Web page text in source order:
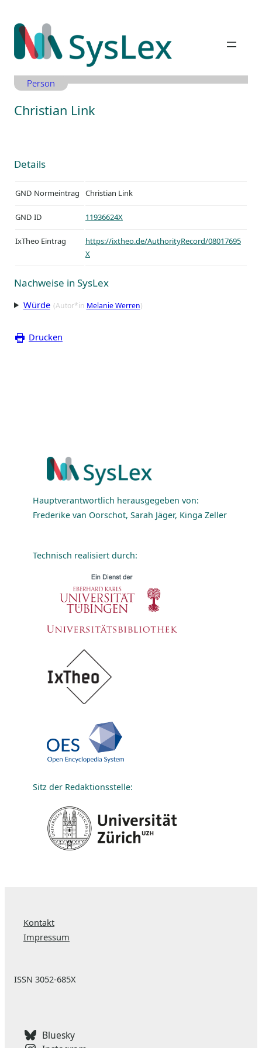
Inhalt
springen
Person
Christian Link
Details
GND Normeintrag Christian Link
GND ID 11936624X
IxTheo Eintrag
https://ixtheo.de/AuthorityRecord/08017695
X
Nachweise in SysLex
Würde (Autor*in Melanie Werren)
Drucken
Hauptverantwortlich herausgegeben von:
Frederike van Oorschot, Sarah Jäger, Kinga Zeller
Technisch realisiert durch:
Sitz der Redaktionsstelle:
Kontakt
Impressum
ISSN 3052-685X
Bluesky